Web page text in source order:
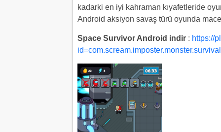
kadarki en iyi kahraman kıyafetleride
Android aksiyon savaş türü oyunda
Space Survivor Android indir : https://